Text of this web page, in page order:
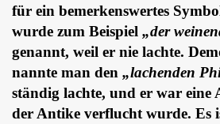
für ein bemerkenswertes
wurde zum Beispiel „der
genannt, weil er nie lachte.
nannte man den „lachenden
ständig lachte, und er war
der Antike verflucht wurde. Es